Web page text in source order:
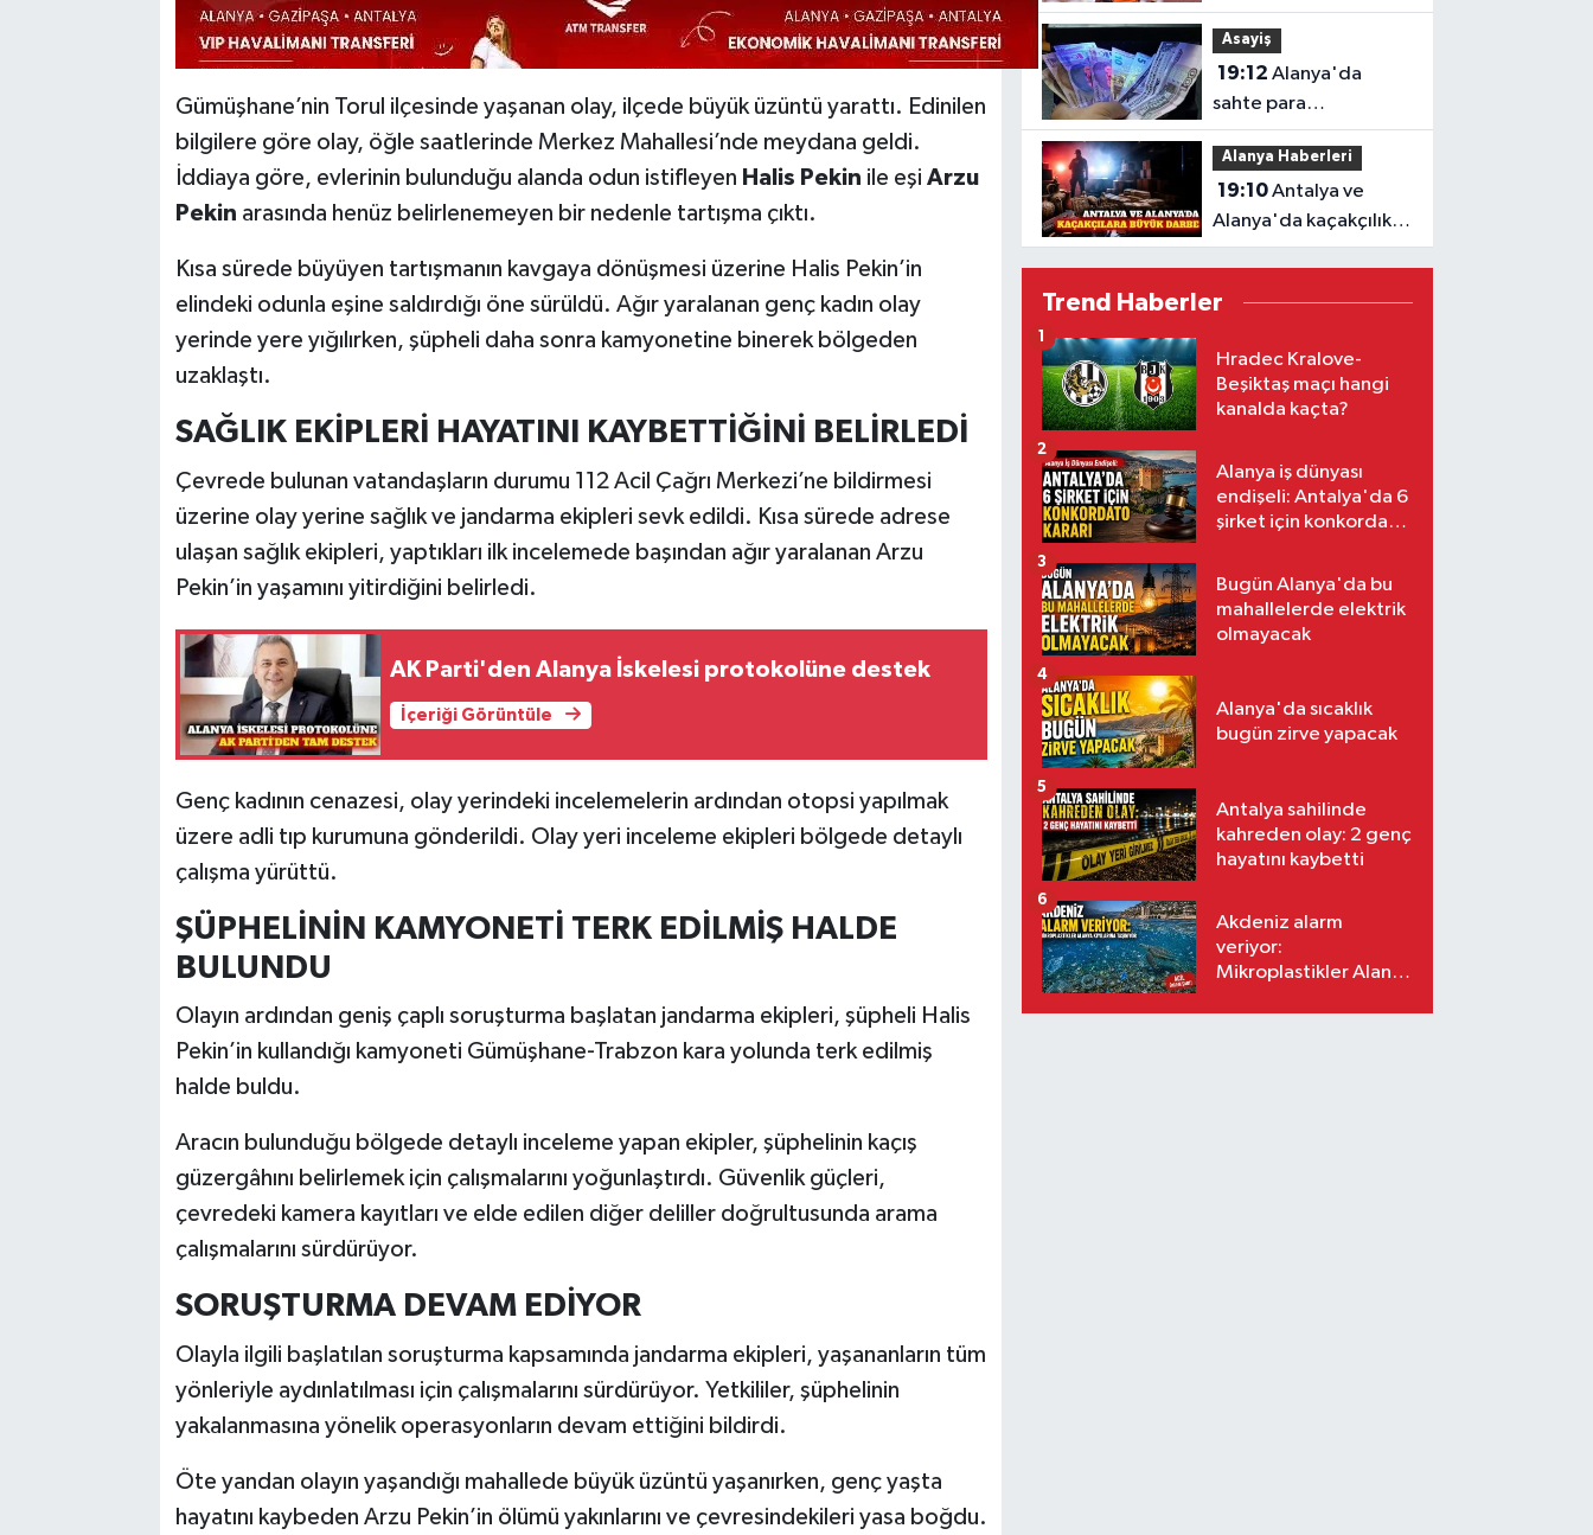
Gümüşhane’nin Torul ilçesinde yaşanan olay, ilçede büyük üzüntü yarattı. Edinilen
bilgilere göre olay, öğle saatlerinde Merkez Mahallesi’nde meydana geldi.
İddiaya göre, evlerinin bulunduğu alanda odun istifleyen Halis Pekin ile eşi Arzu
Pekin arasında henüz belirlenemeyen bir nedenle tartışma çıktı.
Kısa sürede büyüyen tartışmanın kavgaya dönüşmesi üzerine Halis Pekin’in
elindeki odunla eşine saldırdığı öne sürüldü. Ağır yaralanan genç kadın olay
yerinde yere yığılırken, şüpheli daha sonra kamyonetine binerek bölgeden
uzaklaştı.
SAĞLIK EKİPLERİ HAYATINI KAYBETTİĞİNİ BELİRLEDİ
Çevrede bulunan vatandaşların durumu 112 Acil Çağrı Merkezi’ne bildirmesi
üzerine olay yerine sağlık ve jandarma ekipleri sevk edildi. Kısa sürede adrese
ulaşan sağlık ekipleri, yaptıkları ilk incelemede başından ağır yaralanan Arzu
Pekin’in yaşamını yitirdiğini belirledi.
AK Parti'den Alanya İskelesi protokolüne destek
İçeriği Görüntüle
Genç kadının cenazesi, olay yerindeki incelemelerin ardından otopsi yapılmak
üzere adli tıp kurumuna gönderildi. Olay yeri inceleme ekipleri bölgede detaylı
çalışma yürüttü.
ŞÜPHELİNİN KAMYONETİ TERK EDİLMİŞ HALDE
BULUNDU
Olayın ardından geniş çaplı soruşturma başlatan jandarma ekipleri, şüpheli Halis
Pekin’in kullandığı kamyoneti Gümüşhane-Trabzon kara yolunda terk edilmiş
halde buldu.
Aracın bulunduğu bölgede detaylı inceleme yapan ekipler, şüphelinin kaçış
güzergâhını belirlemek için çalışmalarını yoğunlaştırdı. Güvenlik güçleri,
çevredeki kamera kayıtları ve elde edilen diğer deliller doğrultusunda arama
çalışmalarını sürdürüyor.
SORUŞTURMA DEVAM EDİYOR
Olayla ilgili başlatılan soruşturma kapsamında jandarma ekipleri, yaşananların tüm
yönleriyle aydınlatılması için çalışmalarını sürdürüyor. Yetkililer, şüphelinin
yakalanmasına yönelik operasyonların devam ettiğini bildirdi.
Öte yandan olayın yaşandığı mahallede büyük üzüntü yaşanırken, genç yaşta
hayatını kaybeden Arzu Pekin’in ölümü yakınlarını ve çevresindekileri yasa boğdu.
ameliyatı geçirdi
Asayiş
19:12 Alanya'da
sahte para
operasyonu: 3 şüpheli
yakalandı
Alanya Haberleri
19:10Antalya ve
Alanya'da kaçakçılık
operasyonu bilançosu
Trend Haberler
Hradec Kralove-
Beşiktaş maçı hangi
kanalda kaçta?
1
Alanya iş dünyası
endişeli: Antalya'da 6
şirket için konkordato
2
Bugün Alanya'da bu
mahallelerde elektrik
olmayacak
3
Alanya'da sıcaklık
bugün zirve yapacak
4
Antalya sahilinde
kahreden olay: 2 genç
hayatını kaybetti
5
Akdeniz alarm
veriyor:
Mikroplastikler Alanya
6